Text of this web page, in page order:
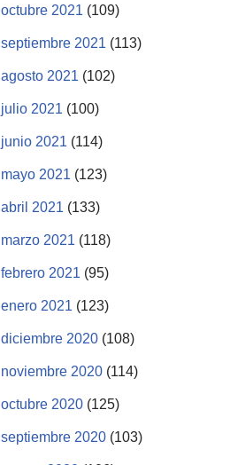
octubre 2021 (109)
septiembre 2021 (113)
agosto 2021 (102)
julio 2021 (100)
junio 2021 (114)
mayo 2021 (123)
abril 2021 (133)
marzo 2021 (118)
febrero 2021 (95)
enero 2021 (123)
diciembre 2020 (108)
noviembre 2020 (114)
octubre 2020 (125)
septiembre 2020 (103)